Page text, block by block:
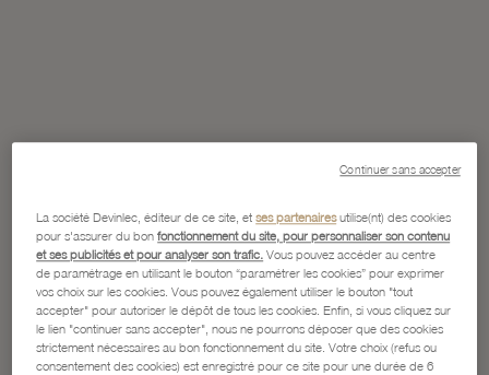
La société Devinlec, éditeur de ce site, etses partenairesutilise(nt) des cookies
pour s'assurer du bonfonctionnement du site, pour personnaliser son contenu
et ses publicités et pour analyser son trafic. Vous pouvez accéder au centre
de paramétrage en utilisant le bouton “paramétrer les cookies” pour exprimer
vos choix sur les cookies. Vous pouvez également utiliser le bouton "tout
accepter" pour autoriser le dépôt de tous les cookies. Enfin, si vous cliquez sur
le lien "continuer sans accepter", nous ne pourrons déposer que des cookies
strictement nécessaires au bon fonctionnement du site. Votre choix (refus ou
consentement des cookies) est enregistré pour ce site pour une durée de 6
Continuer sans accepter